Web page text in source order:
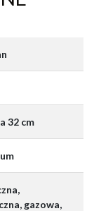
32 cm
gazowa,